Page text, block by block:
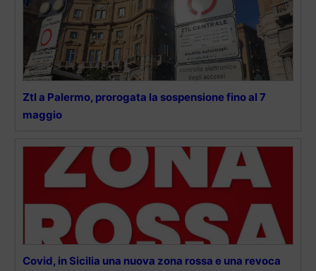
Ztl a Palermo, prorogata la sospensione fino al 7
maggio
Covid, in Sicilia una nuova zona rossa e una revoca